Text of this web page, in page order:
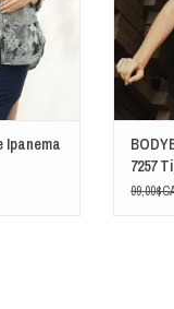
Ipanema
7257